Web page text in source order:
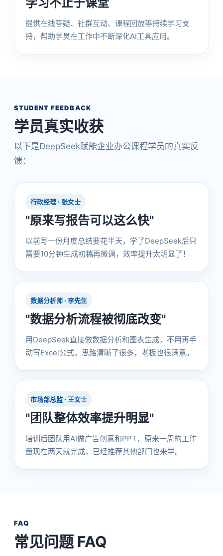
提供在线答疑、社群互动、课程回放等持续学习支
持，帮助学员在工作中不断深化AI工具应用。
STUDENT FEEDBACK
学员真实收获
以下是DeepSeek赋能企业办公课程学员的真实反
馈：
行政经理 · 张女士
"原来写报告可以这么快"
以前写一份月度总结要花半天，学了DeepSeek后只
需要10分钟生成初稿再微调，效率提升太明显了！
数据分析师 · 李先生
"数据分析流程被彻底改变"
用DeepSeek直接做数据分析和图表生成，不用再手
动写Excel公式，思路清晰了很多，老板也很满意。
市场部总监 · 王女士
"团队整体效率提升明显"
培训后团队用AI做广告创意和PPT，原来一周的工作
量现在两天就完成，已经推荐其他部门也来学。
FAQ
常见问题 FAQ